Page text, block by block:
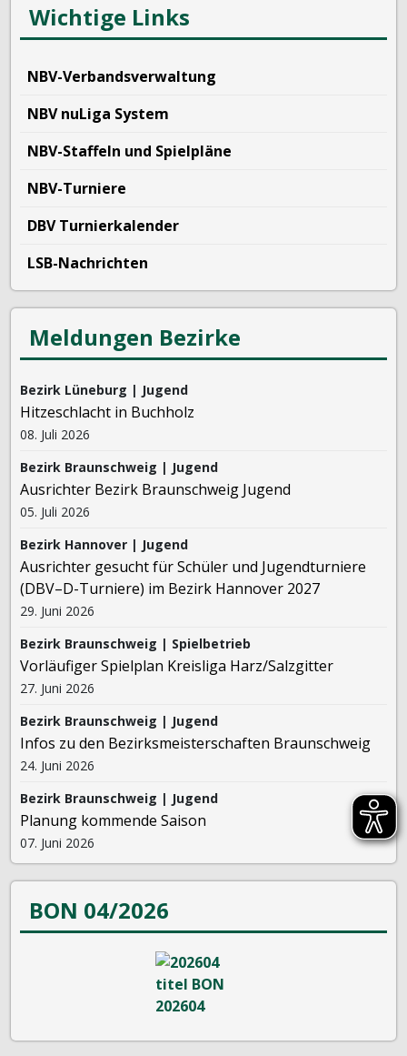
Wichtige Links
NBV-Verbandsverwaltung
NBV nuLiga System
NBV-Staffeln und Spielpläne
NBV-Turniere
DBV Turnierkalender
LSB-Nachrichten
Meldungen Bezirke
Bezirk Lüneburg | Jugend
Hitzeschlacht in Buchholz
08. Juli 2026
Bezirk Braunschweig | Jugend
Ausrichter Bezirk Braunschweig Jugend
05. Juli 2026
Bezirk Hannover | Jugend
Ausrichter gesucht für Schüler und Jugendturniere
(DBV–D-Turniere) im Bezirk Hannover 2027
29. Juni 2026
Bezirk Braunschweig | Spielbetrieb
Vorläufiger Spielplan Kreisliga Harz/Salzgitter
27. Juni 2026
Bezirk Braunschweig | Jugend
Infos zu den Bezirksmeisterschaften Braunschweig
24. Juni 2026
Bezirk Braunschweig | Jugend
Planung kommende Saison
07. Juni 2026
BON 04/2026